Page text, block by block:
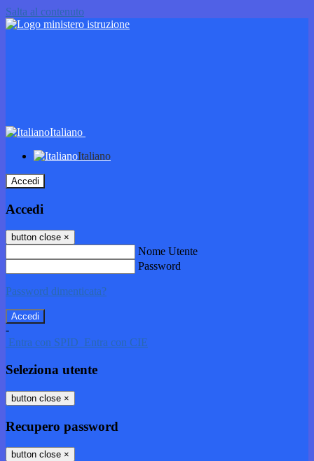
Salta al contenuto
Italiano
Italiano
Accedi
Accedi
button close ×
Nome Utente
Password
Password dimenticata?
-
Entra con SPID Entra con CIE
Seleziona utente
button close ×
Recupero password
button close ×